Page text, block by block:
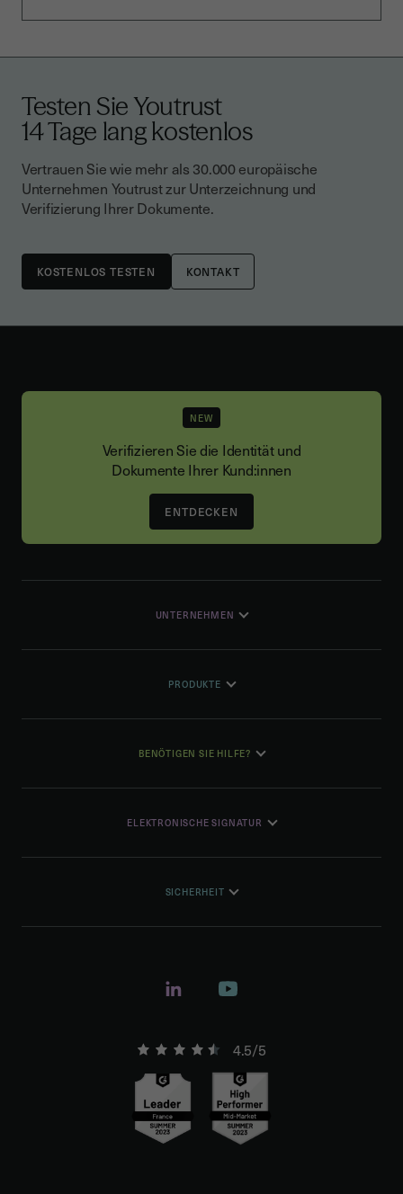
Testen Sie Youtrust
14 Tage lang kostenlos
Vertrauen Sie wie mehr als 30.000 europäische
Unternehmen Youtrust zur Unterzeichnung und
Verifizierung Ihrer Dokumente.
KONTAKT
NEW
Verifizieren Sie die Identität und
Dokumente Ihrer Kund:innen
ENTDECKEN
UNTERNEHMEN
PRODUKTE
BENÖTIGEN SIE HILFE?
ELEKTRONISCHE SIGNATUR
SICHERHEIT
4.5/5